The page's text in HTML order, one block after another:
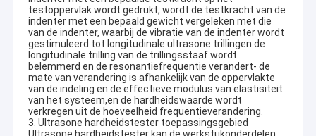
testoppervlak wordt gedrukt, wordt de testkracht van de
indenter met een bepaald gewicht vergeleken met die
van de indenter, waarbij de vibratie van de indenter wordt
gestimuleerd tot longitudinale ultrasone trillingen.de
longitudinale trilling van de trillingsstaaf wordt
belemmerd en de resonantiefrequentie verandert- de
mate van verandering is afhankelijk van de oppervlakte
van de indeling en de effectieve modulus van elastisiteit
van het systeem,en de hardheidswaarde wordt
verkregen uit de hoeveelheid frequentieverandering.
3. Ultrasone hardheidstester toepassingsgebied